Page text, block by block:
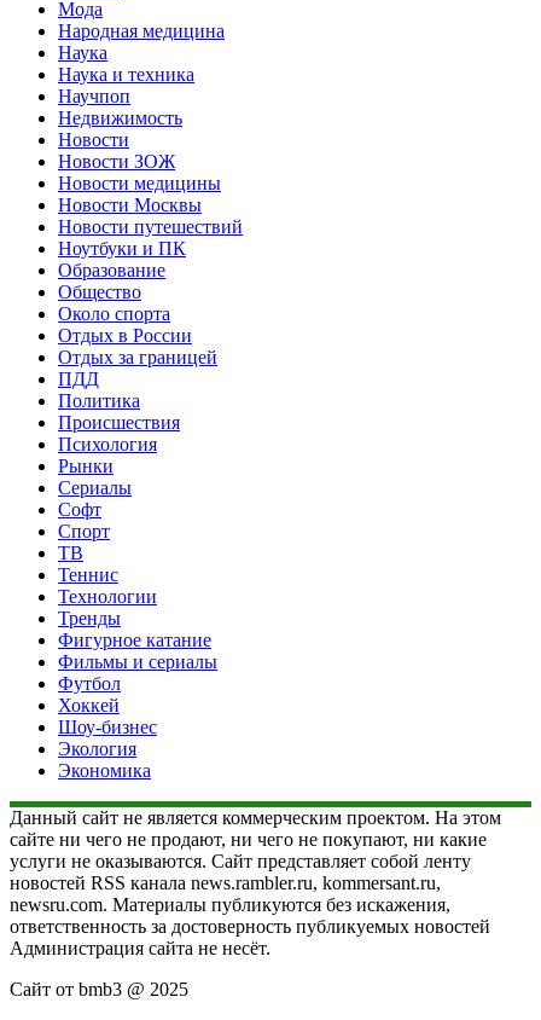
Мода
Народная медицина
Наука
Наука и техника
Научпоп
Недвижимость
Новости
Новости ЗОЖ
Новости медицины
Новости Москвы
Новости путешествий
Ноутбуки и ПК
Образование
Общество
Около спорта
Отдых в России
Отдых за границей
ПДД
Политика
Происшествия
Психология
Рынки
Сериалы
Софт
Спорт
ТВ
Теннис
Технологии
Тренды
Фигурное катание
Фильмы и сериалы
Футбол
Хоккей
Шоу-бизнес
Экология
Экономика
Данный сайт не является коммерческим проектом. На этом
сайте ни чего не продают, ни чего не покупают, ни какие
услуги не оказываются. Сайт представляет собой ленту
новостей RSS канала news.rambler.ru, kommersant.ru,
newsru.com. Материалы публикуются без искажения,
ответственность за достоверность публикуемых новостей
Администрация сайта не несёт.
Сайт от bmb3 @ 2025